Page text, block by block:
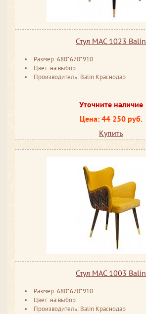
Стул MAC 1023 Balin
Размер: 680*670*910
Цвет: на выбор
Производитель: Balin Краснодар
Уточните наличие
Цена: 44 250 руб.
Купить
Стул MAC 1003 Balin
Размер: 680*670*910
Цвет: на выбор
Производитель: Balin Краснодар